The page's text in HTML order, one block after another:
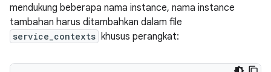
mendukung beberapa nama instance, nama instance
tambahan harus ditambahkan dalam file
service_contexts khusus perangkat: